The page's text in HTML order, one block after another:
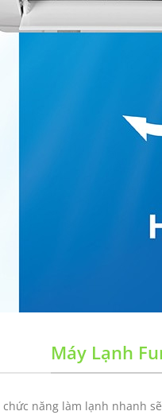
Máy Lạnh
năng làm lạnh nhanh